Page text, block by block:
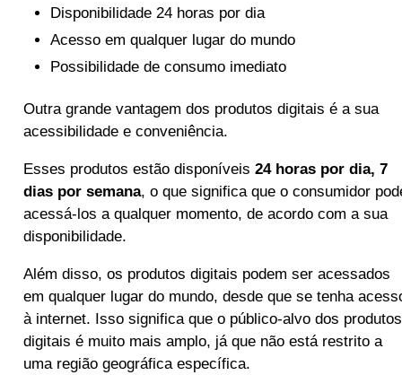
Disponibilidade 24 horas por dia
Acesso em qualquer lugar do mundo
Possibilidade de consumo imediato
Outra grande vantagem dos produtos digitais é a sua
acessibilidade e conveniência.
Esses produtos estão disponíveis 24 horas por dia, 7
dias por semana, o que significa que o consumidor
acessá-los a qualquer momento, de acordo com a sua
disponibilidade.
Além disso, os produtos digitais podem ser acessados
em qualquer lugar do mundo, desde que se tenha
à internet. Isso significa que o público-alvo dos produtos
digitais é muito mais amplo, já que não está restrito a
uma região geográfica específica.